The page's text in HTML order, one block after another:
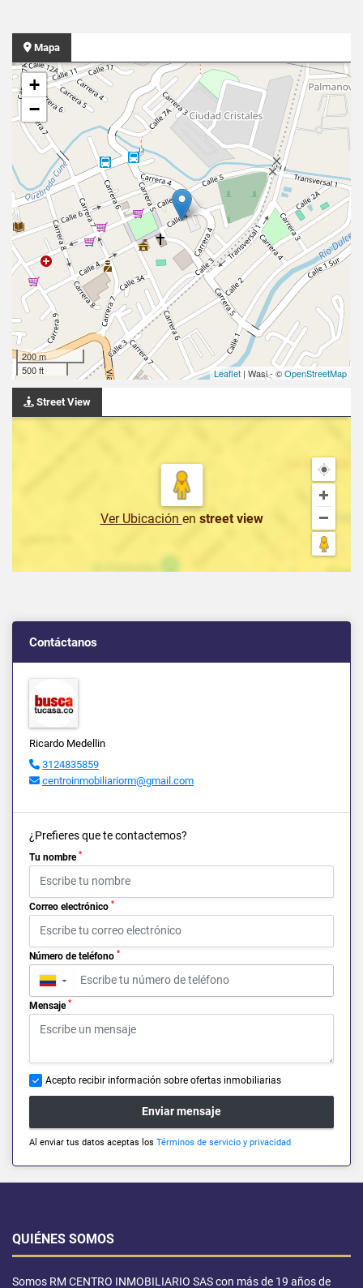
Mapa
+
−
200 m
500 ft
Leaflet | Wasi - ©OpenStreetMap
Street View
Ver Ubicación en street view
Contáctanos
Ricardo Medellin
3124835859
centroinmobiliariorm@gmail.com
¿Prefieres que te contactemos?
Tu nombre *
Correo electrónico *
Número de teléfono *
▼
Mensaje *
Acepto recibir información sobre ofertas inmobiliarias
Enviar mensaje
Al enviar tus datos aceptas los Términos de servicio y privacidad
QUIÉNES SOMOS
Somos RM CENTRO INMOBILIARIO SAS con más de 19 años de